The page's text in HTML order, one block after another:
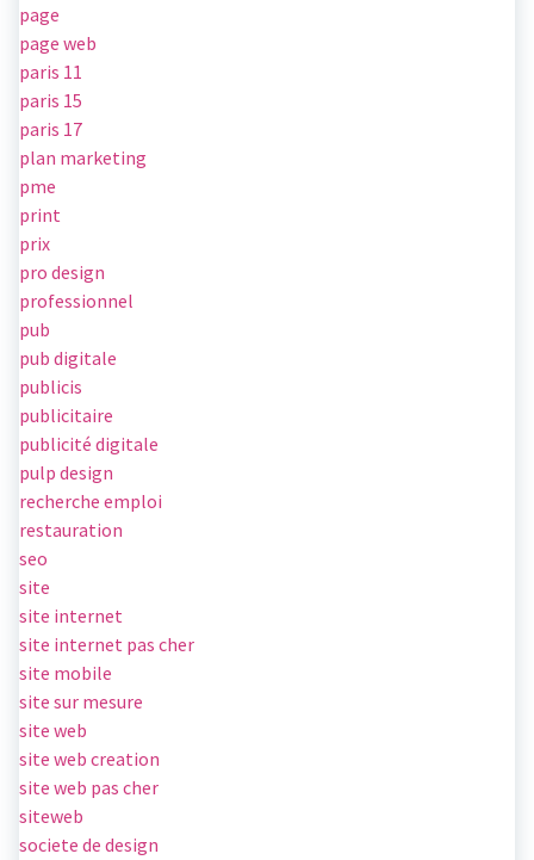
page
page web
paris 11
paris 15
paris 17
plan marketing
pme
print
prix
pro design
professionnel
pub
pub digitale
publicis
publicitaire
publicité digitale
pulp design
recherche emploi
restauration
seo
site
site internet
site internet pas cher
site mobile
site sur mesure
site web
site web creation
site web pas cher
siteweb
societe de design